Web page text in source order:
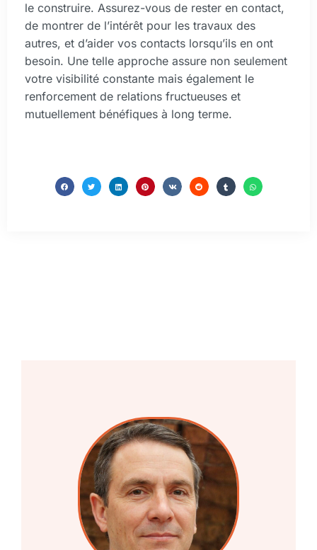
le construire. Assurez-vous de rester en contact,
de montrer de l’intérêt pour les travaux des
autres, et d’aider vos contacts lorsqu’ils en ont
besoin. Une telle approche assure non seulement
votre visibilité constante mais également le
renforcement de relations fructueuses et
mutuellement bénéfiques à long terme.